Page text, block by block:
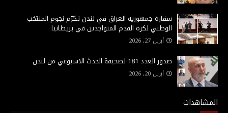
سفارة جمهورية العراق في لندن تكرّم نجوم المنتخب
الوطني لكرة القدم المتواجدين في بريطانيا
أبريل 27, 2026
صدور العدد 181 لصحيفة الحدث الاسبوعي من لندن
أبريل 20, 2026
المشاهدات